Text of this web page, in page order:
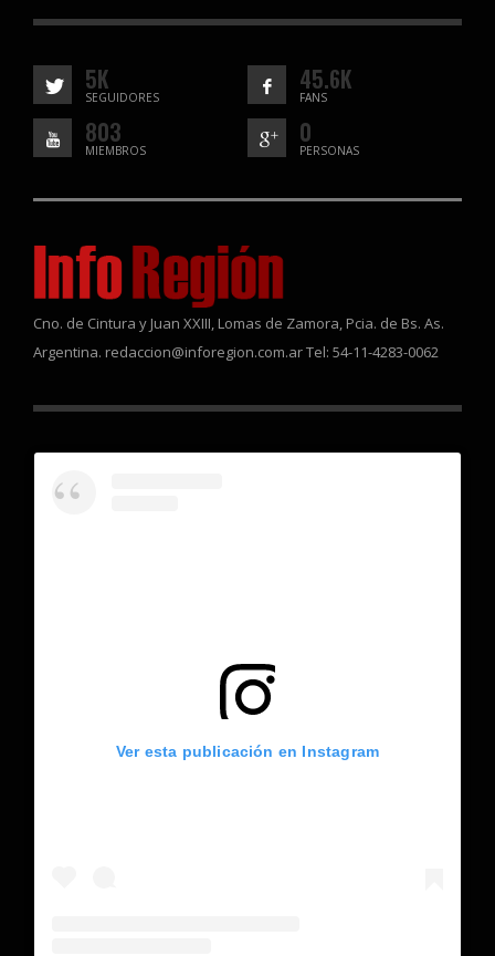
5K
SEGUIDORES
45.6K
FANS
803
MIEMBROS
0
PERSONAS
Cno. de Cintura y Juan XXIII, Lomas de Zamora, Pcia. de Bs. As.
Argentina. redaccion@inforegion.com.ar Tel: 54-11-4283-0062
Ver esta publicación en Instagram